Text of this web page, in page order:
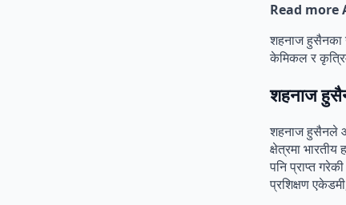
Read more
शहनाज हुसैनका
केमिकल र
शहनाज
शहनाज हुसैनले
क्षेत्रमा भारतीय
पनि प्राप्त
प्रशिक्षण